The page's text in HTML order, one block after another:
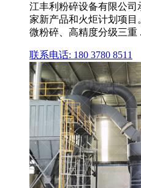
江丰利粉碎设备有限公司
家新产品和火炬计划项
微粉碎、高精度分级三重
联系电话: 180 3780 8511